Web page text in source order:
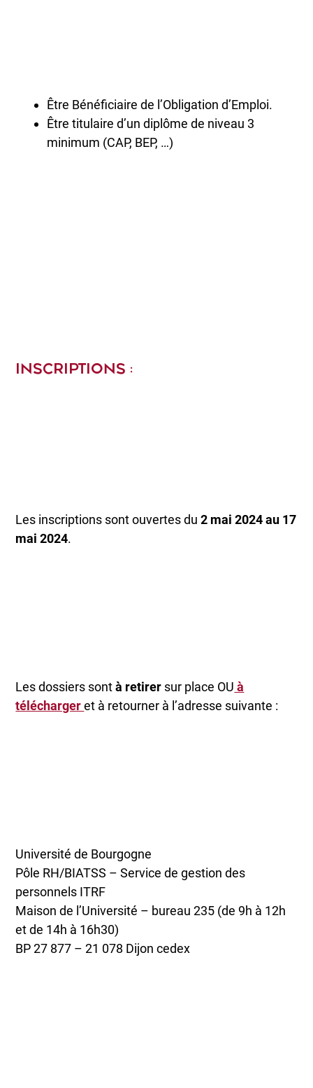
Être Bénéficiaire de l’Obligation d’Emploi.
Être titulaire d’un diplôme de niveau 3
minimum (CAP, BEP, …)
INSCRIPTIONS :
Les inscriptions sont ouvertes du 2 mai 2024 au 17
mai 2024.
Les dossiers sontà retirer sur place OU à
téléchargeret à retourner à l’adresse suivante :
Université de Bourgogne
Pôle RH/BIATSS – Service de gestion des
personnels ITRF
Maison de l’Université – bureau 235 (de 9h à 12h
et de 14h à 16h30)
BP 27 877 – 21 078 Dijon cedex